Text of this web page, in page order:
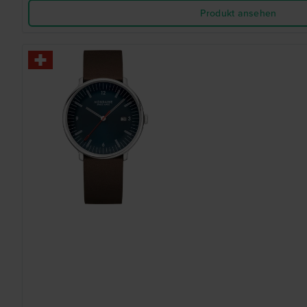
Produkt ansehen